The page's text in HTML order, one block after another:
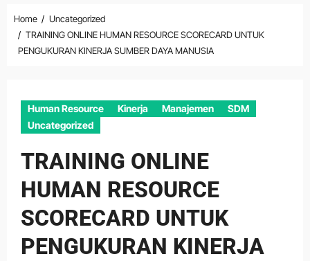
Home
Uncategorized
TRAINING ONLINE HUMAN RESOURCE SCORECARD UNTUK
PENGUKURAN KINERJA SUMBER DAYA MANUSIA
Human Resource Kinerja Manajemen
SDM
Uncategorized
TRAINING ONLINE
HUMAN RESOURCE
SCORECARD UNTUK
PENGUKURAN KINERJA